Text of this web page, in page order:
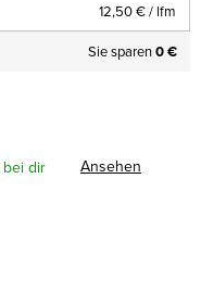
12,50 €/ lfm
Sie sparen0 €
Ansehen